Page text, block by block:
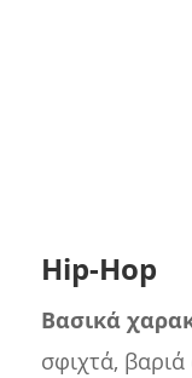
Hip-Hop
Βασικά
σφιχτά, βαριά